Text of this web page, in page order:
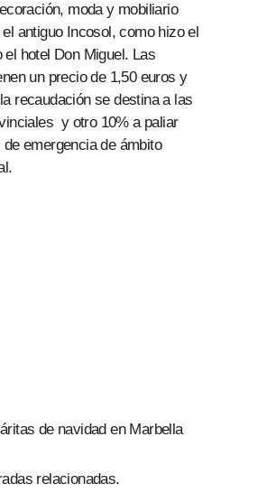
moda y mobiliario
antiguo Incosol, como hizo el
el hotel Don Miguel. Las
un precio de 1,50 euros y
recaudación se destina a las
y otro 10% a paliar
emergencia de ámbito
de navidad en Marbella
relacionadas.